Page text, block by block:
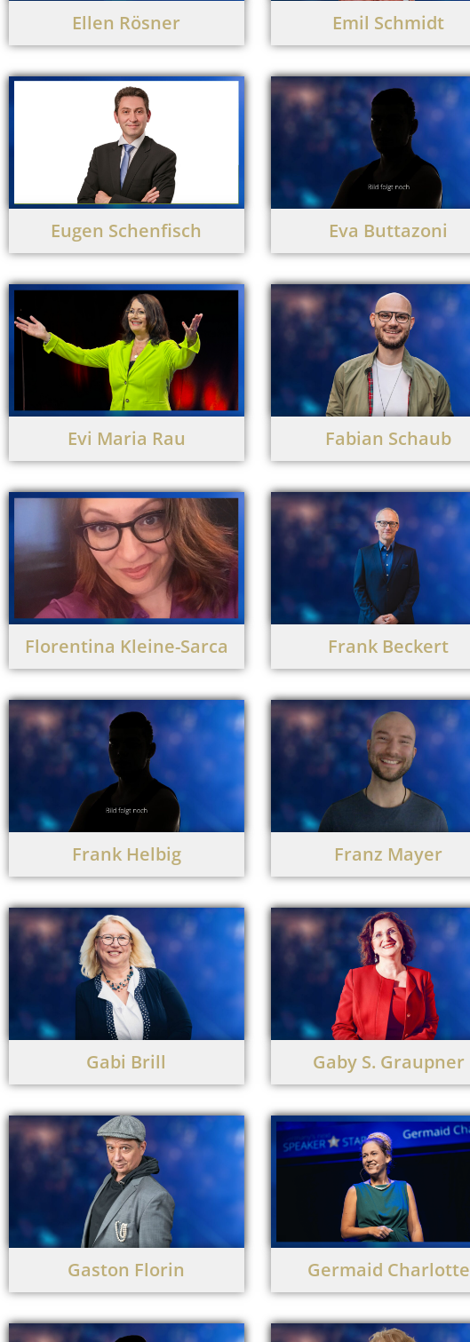
Ellen Rösner Emil Schmidt
Eugen Schenfisch Eva Buttazoni
Evi Maria Rau Fabian Schaub
Florentina Kleine-Sarca Frank Beckert
Frank Helbig Franz Mayer
Gabi Brill Gaby S. Graupner
Gaston Florin Germaid Charlotte